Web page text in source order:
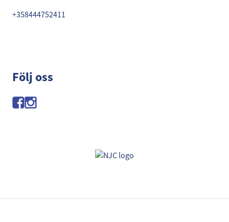
+358444752411
Följ oss